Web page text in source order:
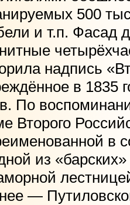
500
и т.п. Фасад
надпись
в 1835
По
Второго
в
из
—